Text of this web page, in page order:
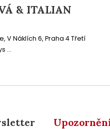
& ITALIAN
V Náklích 6, Praha 4 Třetí
...